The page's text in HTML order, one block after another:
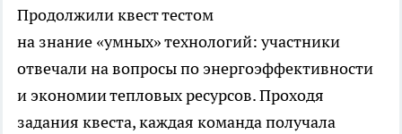
Продолжили квест тестом
на знание «умных» технологий: участники
отвечали на вопросы по энергоэффективности
и экономии тепловых ресурсов. Проходя
задания квеста, каждая команда получала